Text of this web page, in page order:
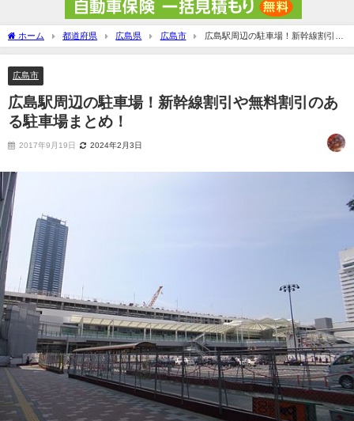
ホーム 都道府県 広島県 広島市
広島駅周辺の駐車場！新幹線割引や
無料割引のある駐車場まとめ！
広島市
広島駅周辺の駐車場！新幹線割引や無料割引のあ
る駐車場まとめ！
2017年9月19日 2024年2月3日